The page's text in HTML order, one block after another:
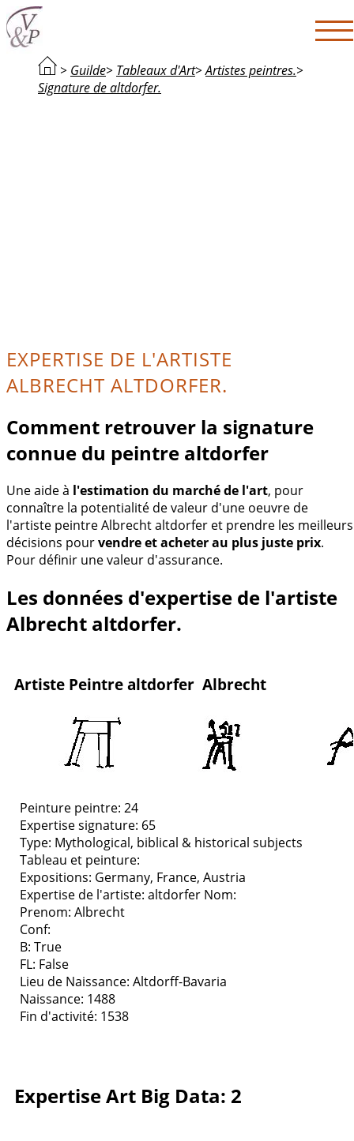
> Guilde> Tableaux d'Art>Artistes peintres.>
Signature de altdorfer.
EXPERTISE DE L'ARTISTE
ALBRECHT ALTDORFER.
Comment retrouver la signature
connue du peintre altdorfer
Une aide à l'estimation du marché de l'art, pour
connaître la potentialité de valeur d'une oeuvre de
l'artiste peintre Albrecht altdorfer et prendre les meilleurs
décisions pourvendre et acheter au plus juste prix.
Pour définir une valeur d'assurance.
Les données d'expertise de l'artiste
Albrecht altdorfer.
Artiste Peintre altdorfer Albrecht
Peinture peintre: 24
Expertise signature: 65
Type: Mythological, biblical & historical subjects
Tableau et peinture:
Expositions: Germany, France, Austria
Expertise de l'artiste: altdorfer Nom:
Prenom: Albrecht
Conf:
B: True
FL: False
Lieu de Naissance: Altdorff-Bavaria
Naissance: 1488
Fin d'activité: 1538
Expertise Art Big Data: 2